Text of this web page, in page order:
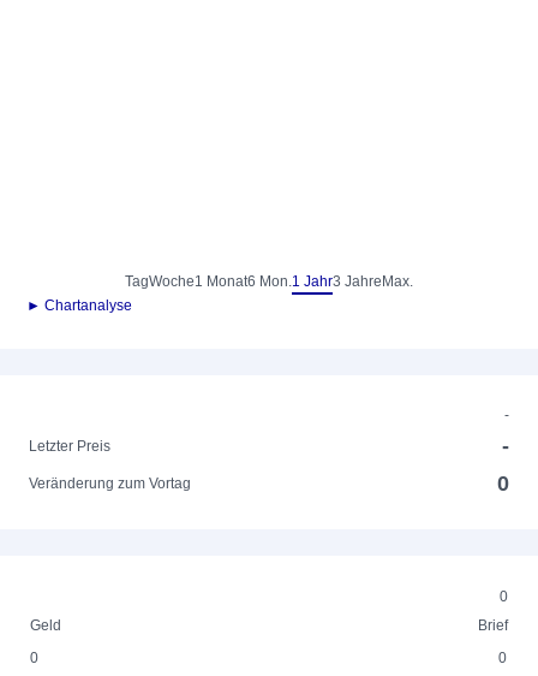
TagWoche1 Monat6 Mon.1 Jahr3 Jahre Max.
► Chartanalyse
-
Letzter Preis
-
Veränderung zum Vortag 0
0
Geld
Brief
0
0